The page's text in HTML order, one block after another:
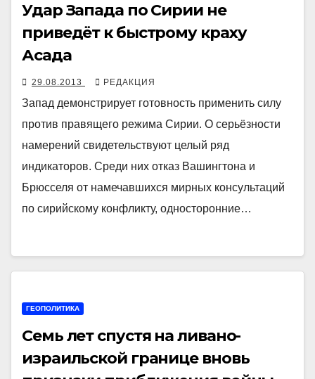
Удар Запада по Сирии не
приведёт к быстрому краху
Асада
29.08.2013 РЕДАКЦИЯ
Запад демонстрирует готовность применить силу
против правящего режима Сирии. О серьёзности
намерений свидетельствуют целый ряд
индикаторов. Среди них отказ Вашингтона и
Брюсселя от намечавшихся мирных консультаций
по сирийскому конфликту, односторонние…
ГЕОПОЛИТИКА
Семь лет спустя на ливано-
израильской границе вновь